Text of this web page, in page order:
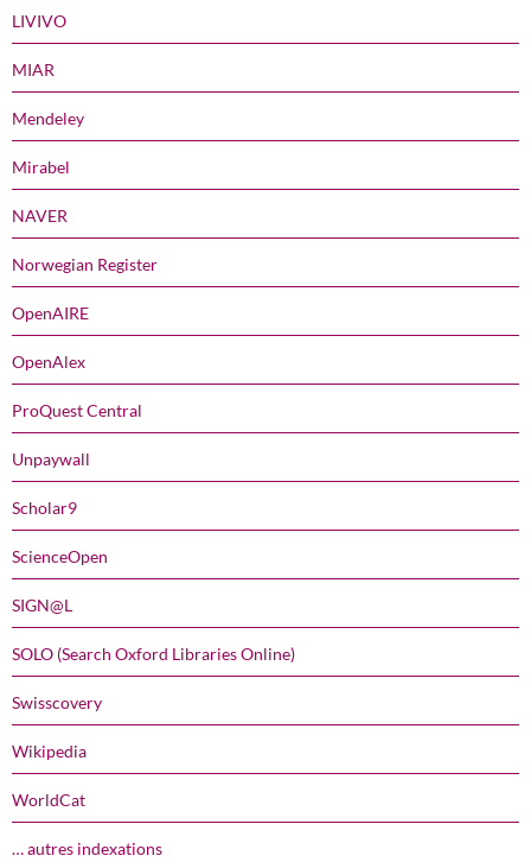
LIVIVO
MIAR
Mendeley
Mirabel
NAVER
Norwegian Register
OpenAIRE
OpenAlex
ProQuest Central
Unpaywall
Scholar9
ScienceOpen
SIGN@L
SOLO (Search Oxford Libraries Online)
Swisscovery
Wikipedia
WorldCat
… autres indexations